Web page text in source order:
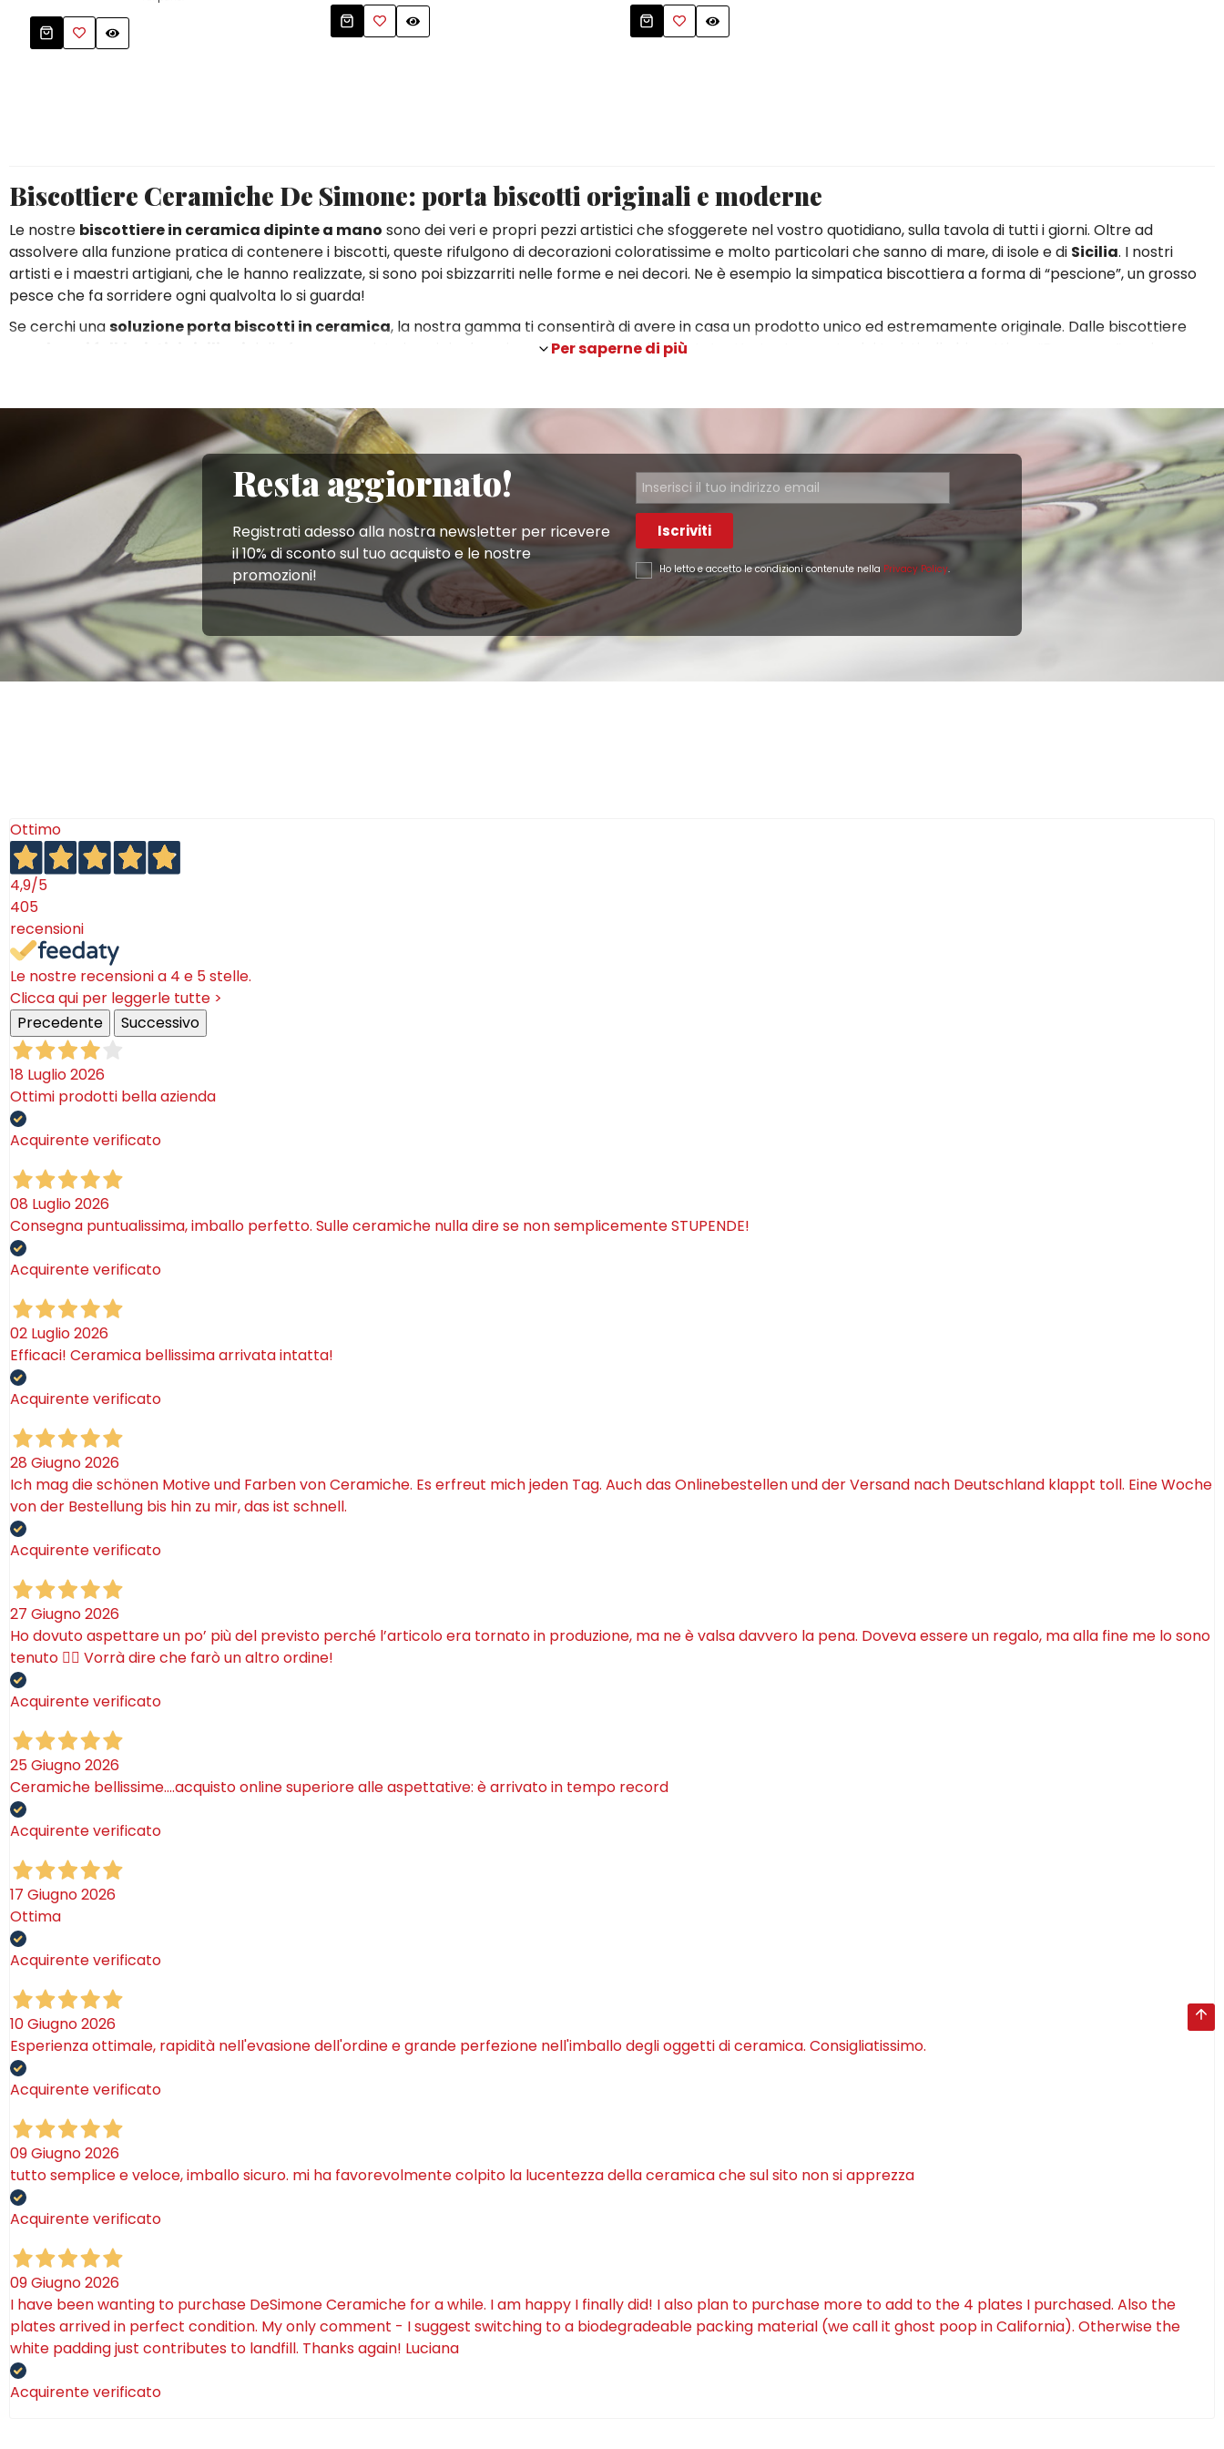
Biscottiere Ceramiche De Simone: porta biscotti originali e moderne
Le nostre biscottiere in ceramica dipinte a mano sono dei veri e propri pezzi artistici che sfoggerete nel vostro quotidiano, sulla tavola di tutti i giorni. Oltre ad
assolvere alla funzione pratica di contenere i biscotti, queste rifulgono di decorazioni coloratissime e molto particolari che sanno di mare, di isole e di Sicilia. I nostri
artisti e i maestri artigiani, che le hanno realizzate, si sono poi sbizzarriti nelle forme e nei decori. Ne è esempio la simpatica biscottiera a forma di “pescione”, un grosso
pesce che fa sorridere ogni qualvolta lo si guarda!
Se cerchi una soluzione porta biscotti in ceramica, la nostra gamma ti consentirà di avere in casa un prodotto unico ed estremamente originale. Dalle biscottiere
dalla forma panciuta in cui riecheggia quelle delle tradizionali statuette tanto amate dai turisti, alle biscottiere “Dammusu”, ossia una
funzionalità e dalla comodità indiscutibile, e dal fascino imperituro. Il risultato sarà coloratissimo portando in tavola delle
De Simone abbinate a una
zuccheriera
: per una merenda o una colazione ricca di allegria! Scopri qui di seguito tutte le caratteristiche dei modelli disponibili.
Per saperne di più
Resta aggiornato!
Registrati adesso alla nostra newsletter per ricevere
il 10% di sconto sul tuo acquisto e le nostre
promozioni!
Iscriviti
Ho letto e accetto le condizioni contenute nella Privacy Policy.
Ottimo
4,9/5
405
recensioni
Le nostre recensioni a 4 e 5 stelle.
Clicca qui per leggerle tutte >
Precedente
Successivo
18 Luglio 2026
Ottimi prodotti bella azienda
Acquirente verificato
08 Luglio 2026
Consegna puntualissima, imballo perfetto. Sulle ceramiche nulla dire se non semplicemente STUPENDE!
Acquirente verificato
02 Luglio 2026
Efficaci! Ceramica bellissima arrivata intatta!
Acquirente verificato
28 Giugno 2026
Ich mag die schönen Motive und Farben von Ceramiche. Es erfreut mich jeden Tag. Auch das Onlinebestellen und der Versand nach Deutschland klappt toll. Eine Woche
von der Bestellung bis hin zu mir, das ist schnell.
Acquirente verificato
27 Giugno 2026
Ho dovuto aspettare un po’ più del previsto perché l’articolo era tornato in produzione, ma ne è valsa davvero la pena. Doveva essere un regalo, ma alla fine me lo sono
tenuto 🤷‍♂️ Vorrà dire che farò un altro ordine!
Acquirente verificato
25 Giugno 2026
Ceramiche bellissime….acquisto online superiore alle aspettative: è arrivato in tempo record
Acquirente verificato
17 Giugno 2026
Ottima
Acquirente verificato
10 Giugno 2026
Esperienza ottimale, rapidità nell'evasione dell'ordine e grande perfezione nell'imballo degli oggetti di ceramica. Consigliatissimo.
Acquirente verificato
09 Giugno 2026
tutto semplice e veloce, imballo sicuro. mi ha favorevolmente colpito la lucentezza della ceramica che sul sito non si apprezza
Acquirente verificato
09 Giugno 2026
I have been wanting to purchase DeSimone Ceramiche for a while. I am happy I finally did! I also plan to purchase more to add to the 4 plates I purchased. Also the
plates arrived in perfect condition. My only comment - I suggest switching to a biodegradeable packing material (we call it ghost poop in California). Otherwise the
white padding just contributes to landfill. Thanks again! Luciana
Acquirente verificato
Zuccheriere
Tovagliette Americane & Sottopiatti
Tovagliette Americane & Sottopiatti